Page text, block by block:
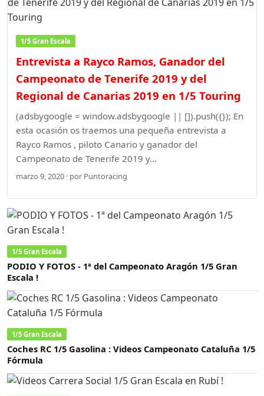
1/5 Gran Escala
Entrevista a Rayco Ramos, Ganador del
Campeonato de Tenerife 2019 y del
Regional de Canarias 2019 en 1/5 Touring
(adsbygoogle = window.adsbygoogle || []).push({}); En
esta ocasión os traemos una pequeña entrevista a
Rayco Ramos , piloto Canario y ganador del
Campeonato de Tenerife 2019 y…
marzo 9, 2020 · por Puntoracing
1/5 Gran Escala
PODIO Y FOTOS - 1ª del Campeonato Aragón 1/5 Gran
Escala !
1/5 Gran Escala
Coches RC 1/5 Gasolina : Videos Campeonato Cataluña 1/5
Fórmula